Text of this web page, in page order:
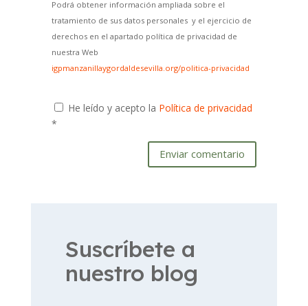
Podrá obtener información ampliada sobre el
tratamiento de sus datos personales y el ejercicio de
derechos en el apartado política de privacidad de
nuestra Web
igpmanzanillaygordaldesevilla.org/politica-privacidad
He leído y acepto la Política de privacidad
*
Enviar comentario
Suscríbete a
nuestro blog